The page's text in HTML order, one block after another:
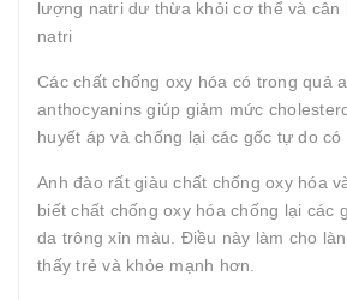
lượng natri dư thừa khỏi cơ thể và cân
natri
Các chất chống oxy hóa có trong quả
anthocyanins giúp giảm mức
huyết áp và chống lại các gốc tự do có
Anh đào rất giàu chất chống oxy hóa
biết chất chống oxy hóa chống lại các
da trông xỉn màu. Điều này làm cho
thấy trẻ và khỏe mạnh hơn.